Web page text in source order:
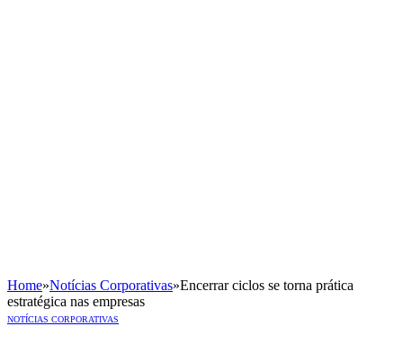
Home»Notícias Corporativas»Encerrar ciclos se torna prática
estratégica nas empresas
NOTÍCIAS CORPORATIVAS